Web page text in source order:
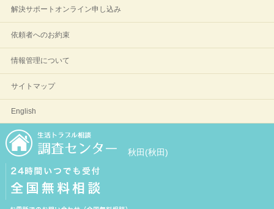
解決サポートオンライン申し込み
依頼者へのお約束
情報管理について
サイトマップ
English
秋田(秋田)